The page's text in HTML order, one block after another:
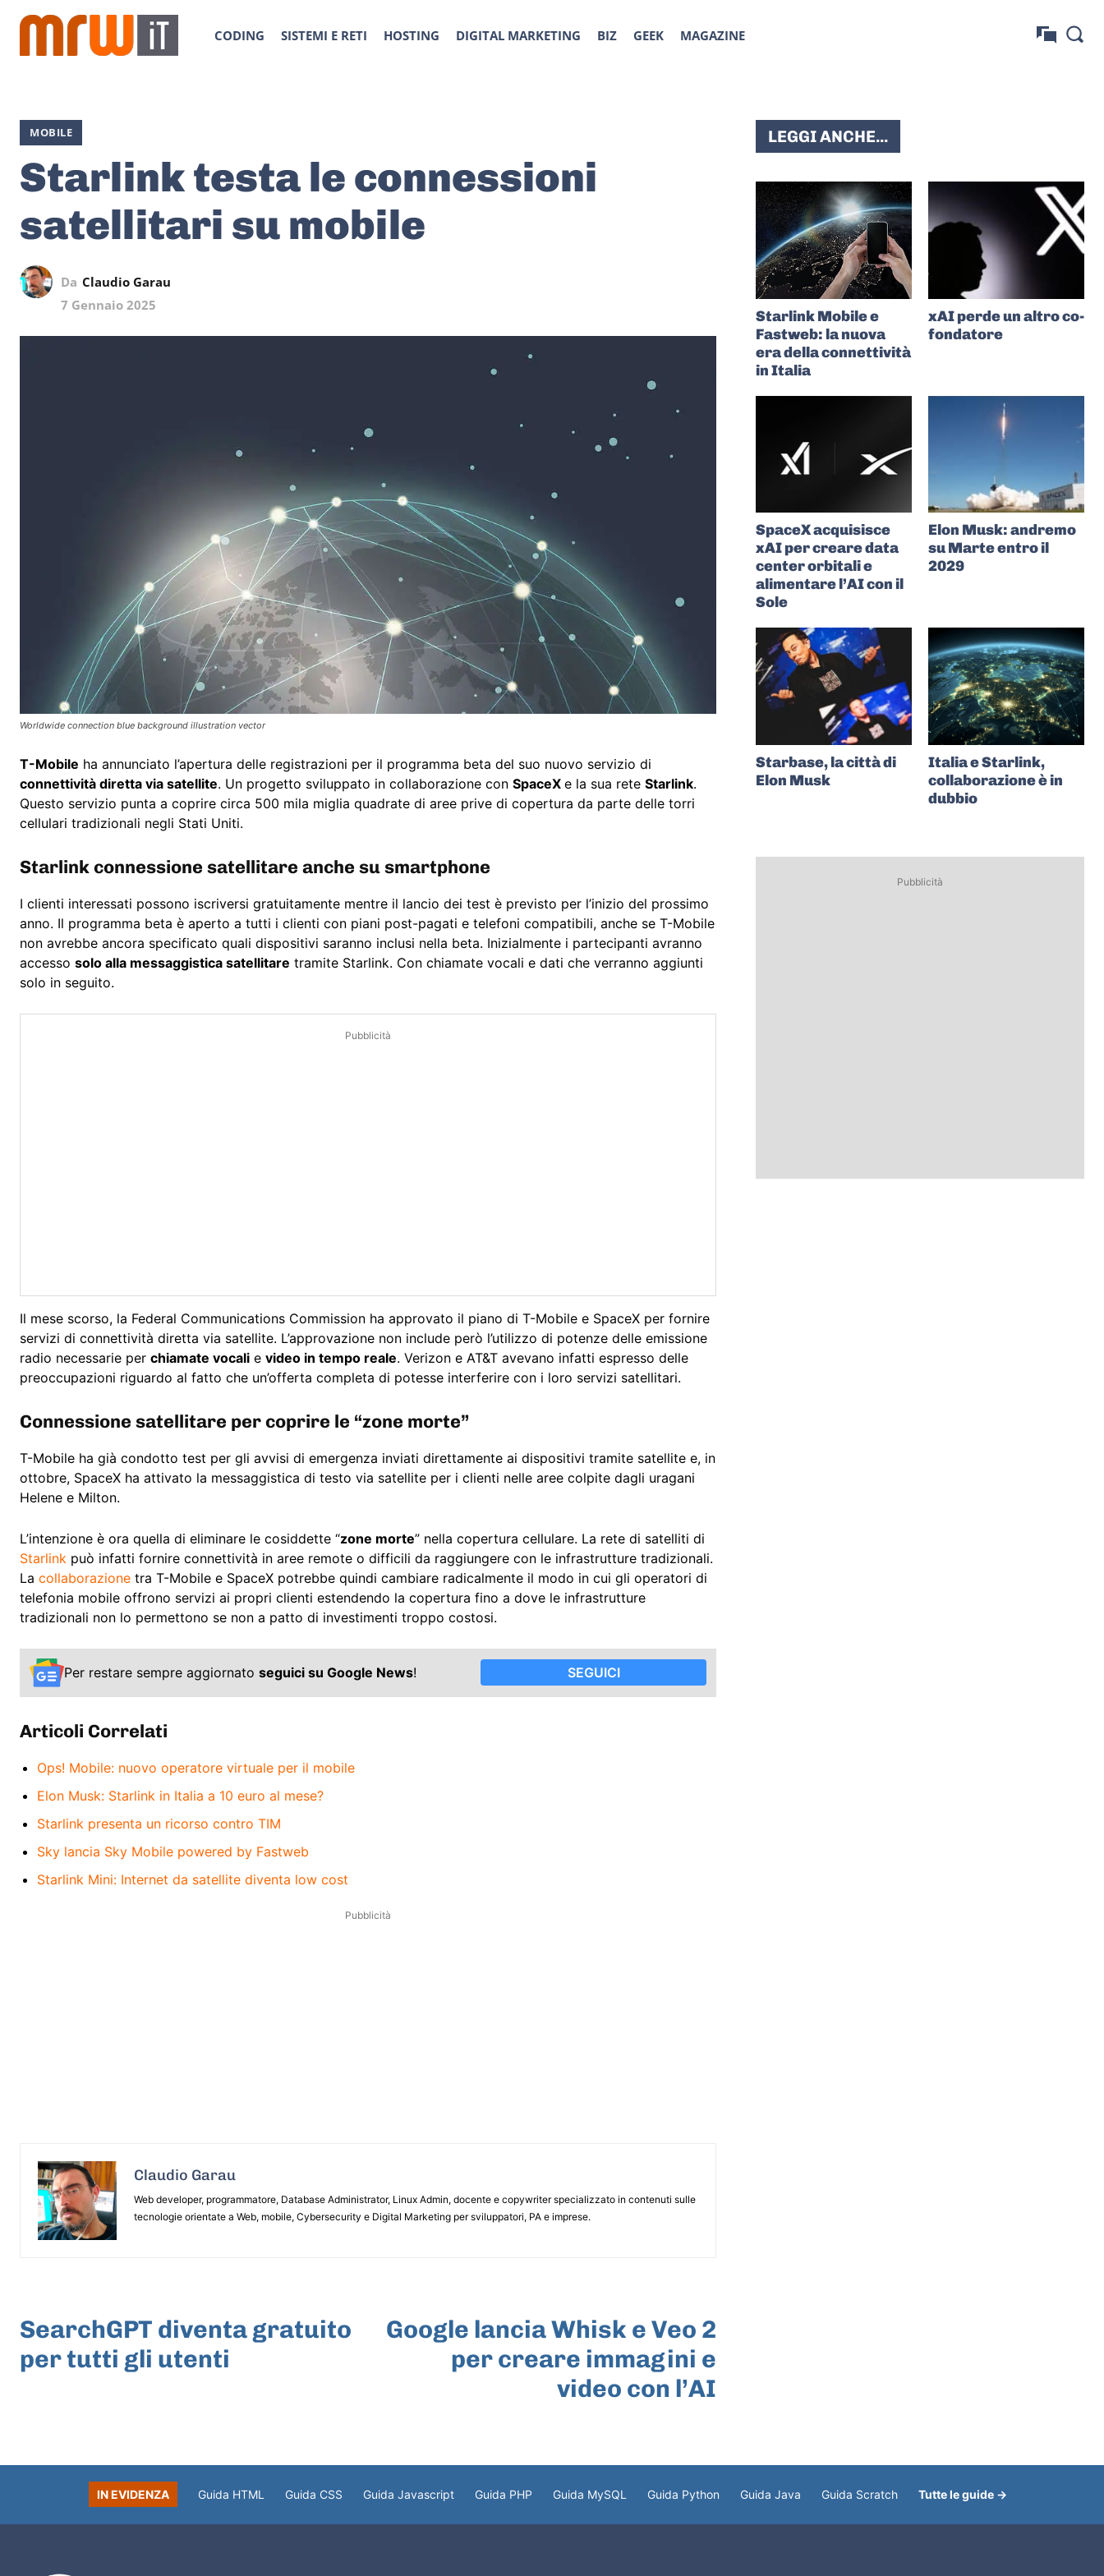
CODING SISTEMI E RETI HOSTING DIGITAL MARKETING BIZ GEEK MAGAZINE
MOBILE
Starlink testa le connessioni
satellitari su mobile
Da Claudio Garau
7 Gennaio 2025
Worldwide connection blue background illustration vector
T-Mobile ha annunciato l’apertura delle registrazioni per il programma beta del suo nuovo servizio di
connettività diretta via satellite. Un progetto sviluppato in collaborazione con SpaceX e la sua rete Starlink.
Questo servizio punta a coprire circa 500 mila miglia quadrate di aree prive di copertura da parte delle torri
cellulari tradizionali negli Stati Uniti.
Starlink connessione satellitare anche su smartphone
I clienti interessati possono iscriversi gratuitamente mentre il lancio dei test è previsto per l’inizio del prossimo
anno. Il programma beta è aperto a tutti i clienti con piani post-pagati e telefoni compatibili, anche se T-Mobile
non avrebbe ancora specificato quali dispositivi saranno inclusi nella beta. Inizialmente i partecipanti avranno
accesso solo alla messaggistica satellitare tramite Starlink. Con chiamate vocali e dati che verranno aggiunti
solo in seguito.
Pubblicità
Il mese scorso, la Federal Communications Commission ha approvato il piano di T-Mobile e SpaceX per fornire
servizi di connettività diretta via satellite. L’approvazione non include però l’utilizzo di potenze delle emissione
radio necessarie per chiamate vocali e video in tempo reale. Verizon e AT&T avevano infatti espresso delle
preoccupazioni riguardo al fatto che un’offerta completa di potesse interferire con i loro servizi satellitari.
Connessione satellitare per coprire le “zone morte”
T-Mobile ha già condotto test per gli avvisi di emergenza inviati direttamente ai dispositivi tramite satellite e, in
ottobre, SpaceX ha attivato la messaggistica di testo via satellite per i clienti nelle aree colpite dagli uragani
Helene e Milton.
L’intenzione è ora quella di eliminare le cosiddette “zone morte” nella copertura cellulare. La rete di satelliti di
Starlink può infatti fornire connettività in aree remote o difficili da raggiungere con le infrastrutture tradizionali.
La collaborazione tra T-Mobile e SpaceX potrebbe quindi cambiare radicalmente il modo in cui gli operatori di
telefonia mobile offrono servizi ai propri clienti estendendo la copertura fino a dove le infrastrutture
tradizionali non lo permettono se non a patto di investimenti troppo costosi.
Per restare sempre aggiornato seguici su Google News! SEGUICI
Articoli Correlati
Ops! Mobile: nuovo operatore virtuale per il mobile
Elon Musk: Starlink in Italia a 10 euro al mese?
Starlink presenta un ricorso contro TIM
Sky lancia Sky Mobile powered by Fastweb
Starlink Mini: Internet da satellite diventa low cost
Pubblicità
Claudio Garau
Web developer, programmatore, Database Administrator, Linux Admin, docente e copywriter specializzato in contenuti sulle
tecnologie orientate a Web, mobile, Cybersecurity e Digital Marketing per sviluppatori, PA e imprese.
SearchGPT diventa gratuito
per tutti gli utenti
Google lancia Whisk e Veo 2
per creare immagini e
video con l’AI
LEGGI ANCHE...
Starlink Mobile e
Fastweb: la nuova
era della connettività
in Italia
xAI perde un altro co-
fondatore
SpaceX acquisisce
xAI per creare data
center orbitali e
alimentare l’AI con il
Sole
Elon Musk: andremo
su Marte entro il
2029
Starbase, la città di
Elon Musk
Italia e Starlink,
collaborazione è in
dubbio
Pubblicità
IN EVIDENZA Guida HTML Guida CSS Guida Javascript Guida PHP Guida MySQL Guida Python Guida Java Guida Scratch Tutte le guide →